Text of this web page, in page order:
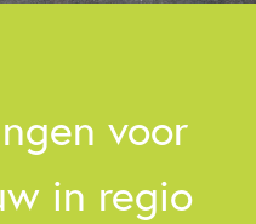
voor
in regio